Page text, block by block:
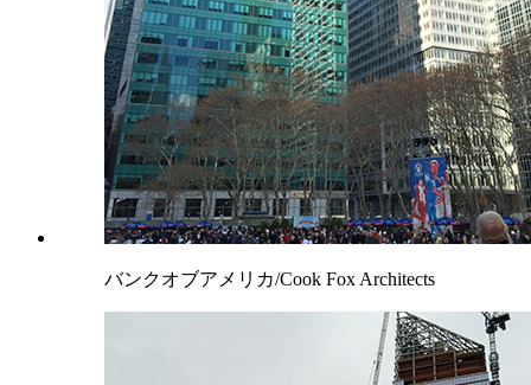
バンクオブアメリカ/Cook Fox Architects